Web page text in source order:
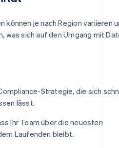
können je nach Region variieren
was sich auf den Umgang mit
Strategie, die sich
lässt.
Ihr Team über die neuesten
Laufenden bleibt.